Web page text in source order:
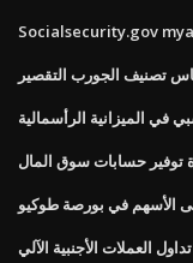
تصنيف الجورب التقصير
في الميزانية الرأسمالية
توفير حسابات سوق المال
الأسهم في بورصة طوكيو
العملات الأجنبية الآلي